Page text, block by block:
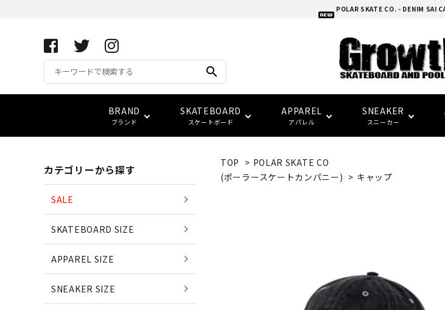
POLAR SKATE CO. - DENIM SAI
search
BRAND
ブランド
APRIL SKATEBOARDS
EAZY MISS
EDGLRD
(エッジ・ロード)
POLAR SKATE CO
(ポーラースケートカンパニー)
SKATEBOARD
スケートボード
コンプリート(完成品) スケートボードデッキ
ベアリング
APPAREL
アパレル
アパレル サイズ別一覧 Tシャツ
スウェット
SNEAKER
スニーカー
サイズ検索 adidas skatebording
vans
キーホルダー ウォレット/ポーチ
ベルト
FUCKING AWESOME HOCKEY
TOP > POLAR SKATE CO
(ポーラースケートカンパニー) > キャップ
カテゴリーから探す
SALE
SKATEBOARD SIZE
APPAREL SIZE
SNEAKER SIZE